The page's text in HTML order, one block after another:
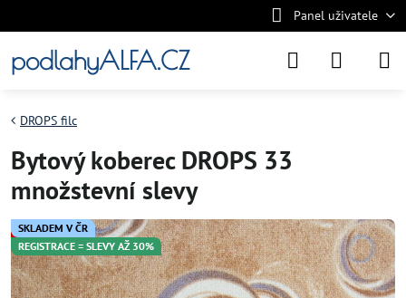
Panel uživatele
podlahyALFA.CZ
SKLADEM V ČR
REGISTRACE = SLEVY AŽ 30%
DROPS filc
Bytový koberec DROPS 33
množstevní slevy